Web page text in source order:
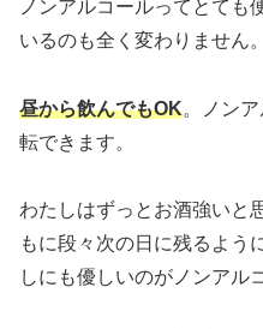
ノンアルコールってとても
いるのも全く変わりません。
昼から飲んでもOK。ノン
転できます。
わたしはずっとお酒強いと
もに段々次の日に残るよう
しにも優しいのがノンアル